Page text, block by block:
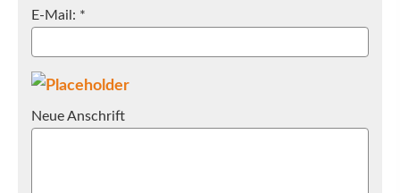
E-Mail: *
Neue Anschrift